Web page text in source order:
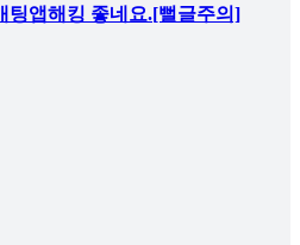
팅앱해킹 좋네요.[뻘글주의]